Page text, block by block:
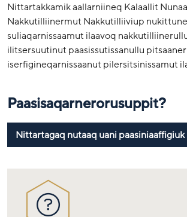
Nittartakkamik aallarniineq Kalaallit
Nakkutilliinermut Nakkutilliiviup
suliaqarnissaamut ilaavoq
ilitsersuutinut paasissutissanullu
iserfigineqarnissaanut pilersitsinissamut
Paasisaqarnerorusuppit?
Nittartagaq nutaaq uani paasiniaaffigiuk